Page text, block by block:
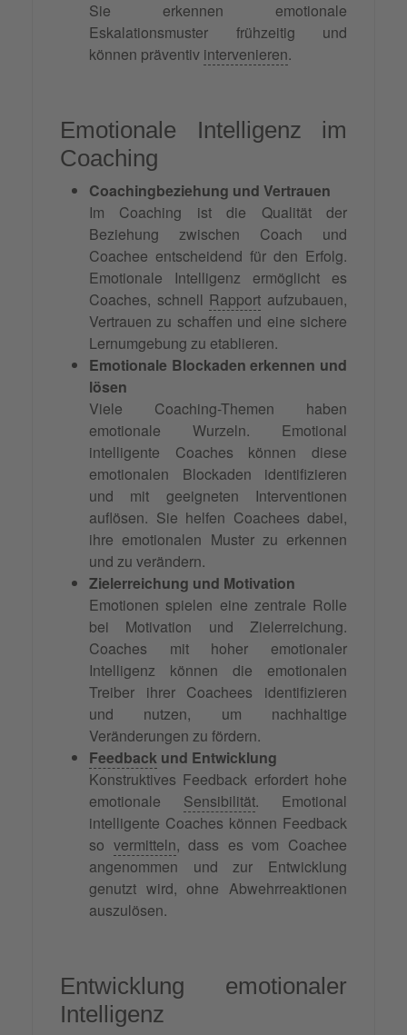
Sie erkennen emotionale
Eskalationsmuster frühzeitig und
können präventiv intervenieren.
Emotionale Intelligenz im
Coaching
Coachingbeziehung und Vertrauen
Im Coaching ist die Qualität der
Beziehung zwischen Coach und
Coachee entscheidend für den Erfolg.
Emotionale Intelligenz ermöglicht es
Coaches, schnell Rapport aufzubauen,
Vertrauen zu schaffen und eine sichere
Lernumgebung zu etablieren.
Emotionale Blockaden erkennen und
lösen
Viele Coaching-Themen haben
emotionale Wurzeln. Emotional
intelligente Coaches können diese
emotionalen Blockaden identifizieren
und mit geeigneten Interventionen
auflösen. Sie helfen Coachees dabei,
ihre emotionalen Muster zu erkennen
und zu verändern.
Zielerreichung und Motivation
Emotionen spielen eine zentrale Rolle
bei Motivation und Zielerreichung.
Coaches mit hoher emotionaler
Intelligenz können die emotionalen
Treiber ihrer Coachees identifizieren
und nutzen, um nachhaltige
Veränderungen zu fördern.
Feedback und Entwicklung
Konstruktives Feedback erfordert hohe
emotionale Sensibilität. Emotional
intelligente Coaches können Feedback
so vermitteln, dass es vom Coachee
angenommen und zur Entwicklung
genutzt wird, ohne Abwehrreaktionen
auszulösen.
Entwicklung emotionaler
Intelligenz